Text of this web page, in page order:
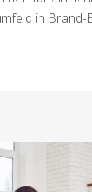
in Brand-